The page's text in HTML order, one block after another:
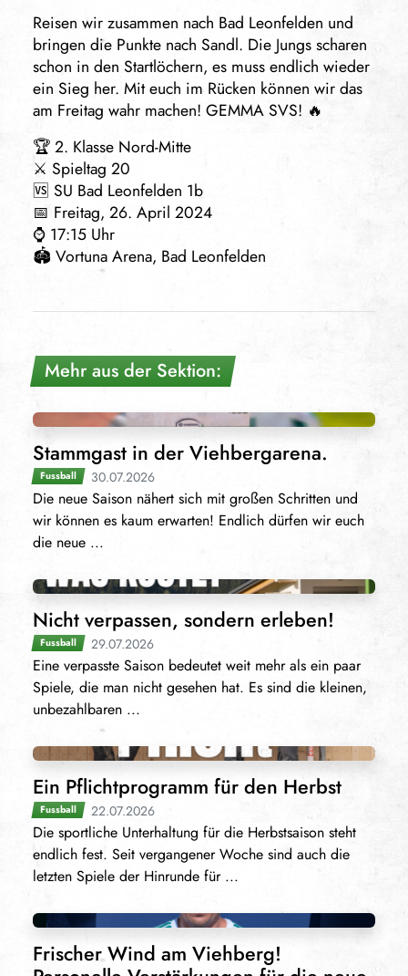
Reisen wir zusammen nach Bad Leonfelden und
bringen die Punkte nach Sandl. Die Jungs scharen
schon in den Startlöchern, es muss endlich wieder
ein Sieg her. Mit euch im Rücken können wir das
am Freitag wahr machen! GEMMA SVS! 🔥
🏆 2. Klasse Nord-Mitte
⚔️ Spieltag 20
🆚 SU Bad Leonfelden 1b
📅 Freitag, 26. April 2024
⌚️ 17:15 Uhr
🏟 Vortuna Arena, Bad Leonfelden
Mehr aus der Sektion:
Stammgast in der Viehbergarena.
Fussball 30.07.2026
Die neue Saison nähert sich mit großen Schritten und
wir können es kaum erwarten! Endlich dürfen wir euch
die neue ...
Nicht verpassen, sondern erleben!
Fussball 29.07.2026
Eine verpasste Saison bedeutet weit mehr als ein paar
Spiele, die man nicht gesehen hat. Es sind die kleinen,
unbezahlbaren ...
Ein Pflichtprogramm für den Herbst
Fussball 22.07.2026
Die sportliche Unterhaltung für die Herbstsaison steht
endlich fest. Seit vergangener Woche sind auch die
letzten Spiele der Hinrunde für ...
Frischer Wind am Viehberg!